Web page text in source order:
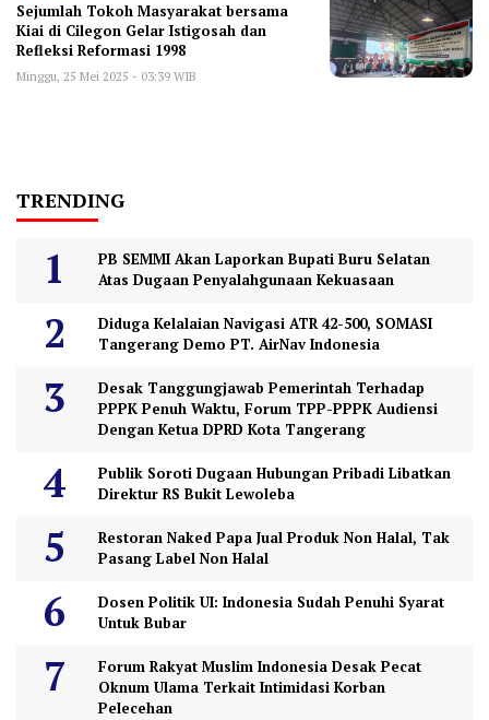
Sejumlah Tokoh Masyarakat bersama
Kiai di Cilegon Gelar Istigosah dan
Refleksi Reformasi 1998
Minggu, 25 Mei 2025 - 03:39 WIB
TRENDING
PB SEMMI Akan Laporkan Bupati Buru Selatan
Atas Dugaan Penyalahgunaan Kekuasaan
Diduga Kelalaian Navigasi ATR 42-500, SOMASI
Tangerang Demo PT. AirNav Indonesia
Desak Tanggungjawab Pemerintah Terhadap
PPPK Penuh Waktu, Forum TPP-PPPK Audiensi
Dengan Ketua DPRD Kota Tangerang
Publik Soroti Dugaan Hubungan Pribadi Libatkan
Direktur RS Bukit Lewoleba
Restoran Naked Papa Jual Produk Non Halal, Tak
Pasang Label Non Halal
Dosen Politik UI: Indonesia Sudah Penuhi Syarat
Untuk Bubar
Forum Rakyat Muslim Indonesia Desak Pecat
Oknum Ulama Terkait Intimidasi Korban
Pelecehan